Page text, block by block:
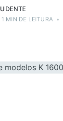
1 MIN DE LEITURA •